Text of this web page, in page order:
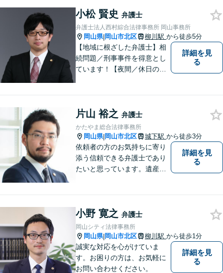
小松 賢史 弁護士
弁護士法人西村綜合法律事務所 岡山事務所
岡山県|岡山市北区 柳川駅 から徒歩5分
【地域に根ざした弁護士】相
続問題／刑事事件を得意とし
ています！【夜間／休日の相
詳細を見
る
片山 裕之 弁護士
かたやま総合法律事務所
岡山県|岡山市北区 城下駅 から徒歩3分
依頼者の方のお気持ちに寄り
添う信頼できる弁護士であり
たいと思っています。遺産分
にご相談ください。
詳細を見
る
小野 寛之 弁護士
岡山シティ法律事務所
岡山県|岡山市北区 柳川駅 から徒歩1分
誠実な対応を心がけていま
す。お困りの方は、お気軽に
お問い合わせください。
詳細を見
る